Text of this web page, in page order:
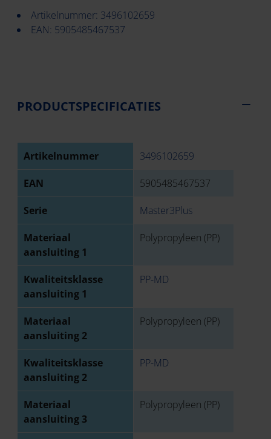
Artikelnummer: 3496102659
EAN: 5905485467537
PRODUCTSPECIFICATIES
Artikelnummer 3496102659
EAN 5905485467537
Serie Master3Plus
Materiaal
aansluiting 1
Polypropyleen (PP)
Kwaliteitsklasse
aansluiting 1
PP-MD
Materiaal
aansluiting 2
Polypropyleen (PP)
Kwaliteitsklasse
aansluiting 2
PP-MD
Materiaal
aansluiting 3
Polypropyleen (PP)